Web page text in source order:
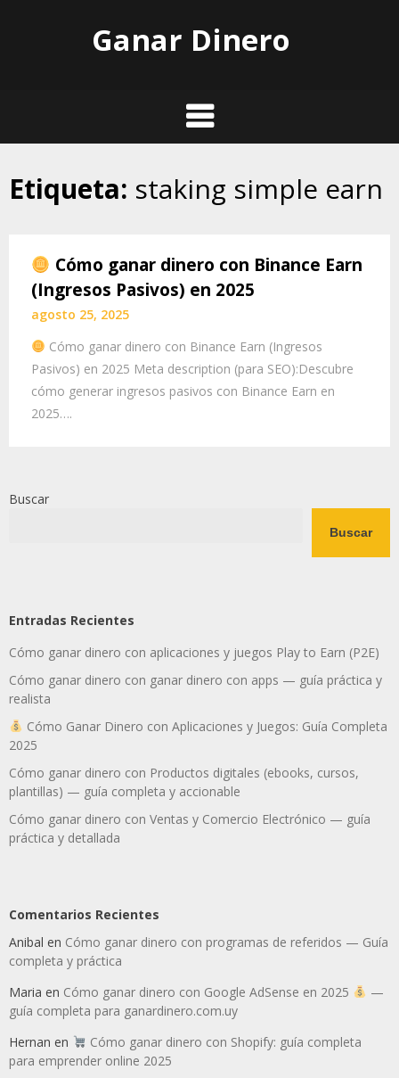
Ganar Dinero
Etiqueta: staking simple earn
Cómo ganar dinero con Binance Earn
(Ingresos Pasivos) en 2025
agosto 25, 2025
Cómo ganar dinero con Binance Earn (Ingresos
Pasivos) en 2025 Meta description (para SEO):Descubre
cómo generar ingresos pasivos con Binance Earn en
2025….
Buscar
Buscar
Entradas Recientes
Cómo ganar dinero con aplicaciones y juegos Play to Earn (P2E)
Cómo ganar dinero con ganar dinero con apps — guía práctica y
realista
Cómo Ganar Dinero con Aplicaciones y Juegos: Guía Completa
2025
Cómo ganar dinero con Productos digitales (ebooks, cursos,
plantillas) — guía completa y accionable
Cómo ganar dinero con Ventas y Comercio Electrónico — guía
práctica y detallada
Comentarios Recientes
Anibal en Cómo ganar dinero con programas de referidos — Guía
completa y práctica
Maria en Cómo ganar dinero con Google AdSense en 2025
—
guía completa para ganardinero.com.uy
Hernan en
Cómo ganar dinero con Shopify: guía completa
para emprender online 2025